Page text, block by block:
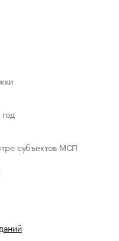
субъектов МСП